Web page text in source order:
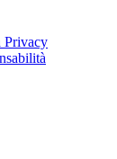
Privacy